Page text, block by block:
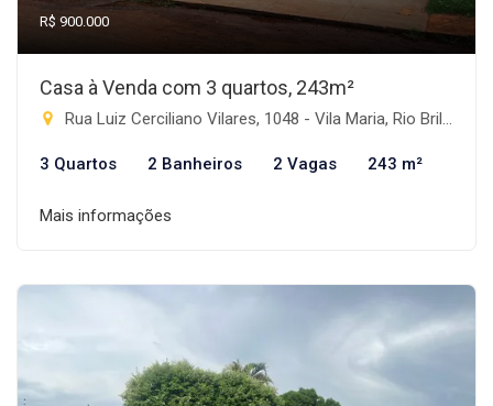
R$ 900.000
Casa à Venda com 3 quartos, 243m²
Rua Luiz Cerciliano Vilares, 1048 - Vila Maria, Rio Brilhante-MS
3 Quartos 2 Banheiros 2 Vagas 243 m²
Mais informações